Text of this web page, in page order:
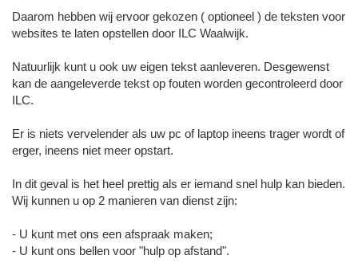
Daarom hebben wij ervoor gekozen ( optioneel ) de teksten voor
websites te laten opstellen door ILC Waalwijk.
Natuurlijk kunt u ook uw eigen tekst aanleveren. Desgewenst
kan de aangeleverde tekst op fouten worden gecontroleerd door
ILC.
Er is niets vervelender als uw pc of laptop ineens trager wordt of
erger, ineens niet meer opstart.
In dit geval is het heel prettig als er iemand snel hulp kan bieden.
Wij kunnen u op 2 manieren van dienst zijn:
- U kunt met ons een afspraak maken;
- U kunt ons bellen voor "hulp op afstand".